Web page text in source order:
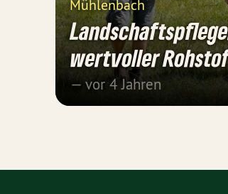
Mühlenbach
wertvoller
— vor 4 Jahren